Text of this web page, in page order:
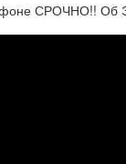
СРОЧНО!! Об